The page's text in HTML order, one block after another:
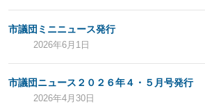
市議団ミニニュース発行
2026年6月1日
市議団ニュース２０２６年４・５月号発行
2026年4月30日